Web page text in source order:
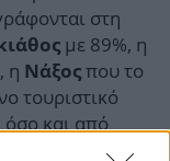
στη
με 89%, η
η Νάξος που το
τουριστικό
και από